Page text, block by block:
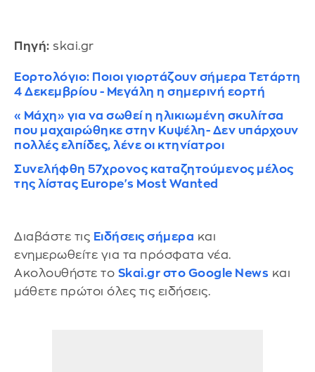
Πηγή: skai.gr
Εορτολόγιο: Ποιοι γιορτάζουν σήμερα Τετάρτη
4 Δεκεμβρίου - Μεγάλη η σημερινή εορτή
«Μάχη» για να σωθεί η ηλικιωμένη σκυλίτσα
που μαχαιρώθηκε στην Κυψέλη- Δεν υπάρχουν
πολλές ελπίδες, λένε οι κτηνίατροι
Συνελήφθη 57χρονος καταζητούμενος μέλος
της λίστας Europe's Most Wanted
Διαβάστε τις Ειδήσεις σήμερα και
ενημερωθείτε για τα πρόσφατα νέα.
Ακολουθήστε το Skai.gr στο Google News και
μάθετε πρώτοι όλες τις ειδήσεις.